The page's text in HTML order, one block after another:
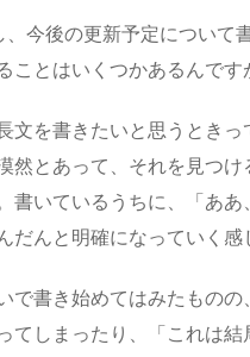
、今後の更新予定について
ことはいくつかあるんで
文を書きたいと思うとき
然とあって、それを見つ
書いているうちに、「あ
だんと明確になっていく感
で書き始めてはみたもの
てしまったり、「これは